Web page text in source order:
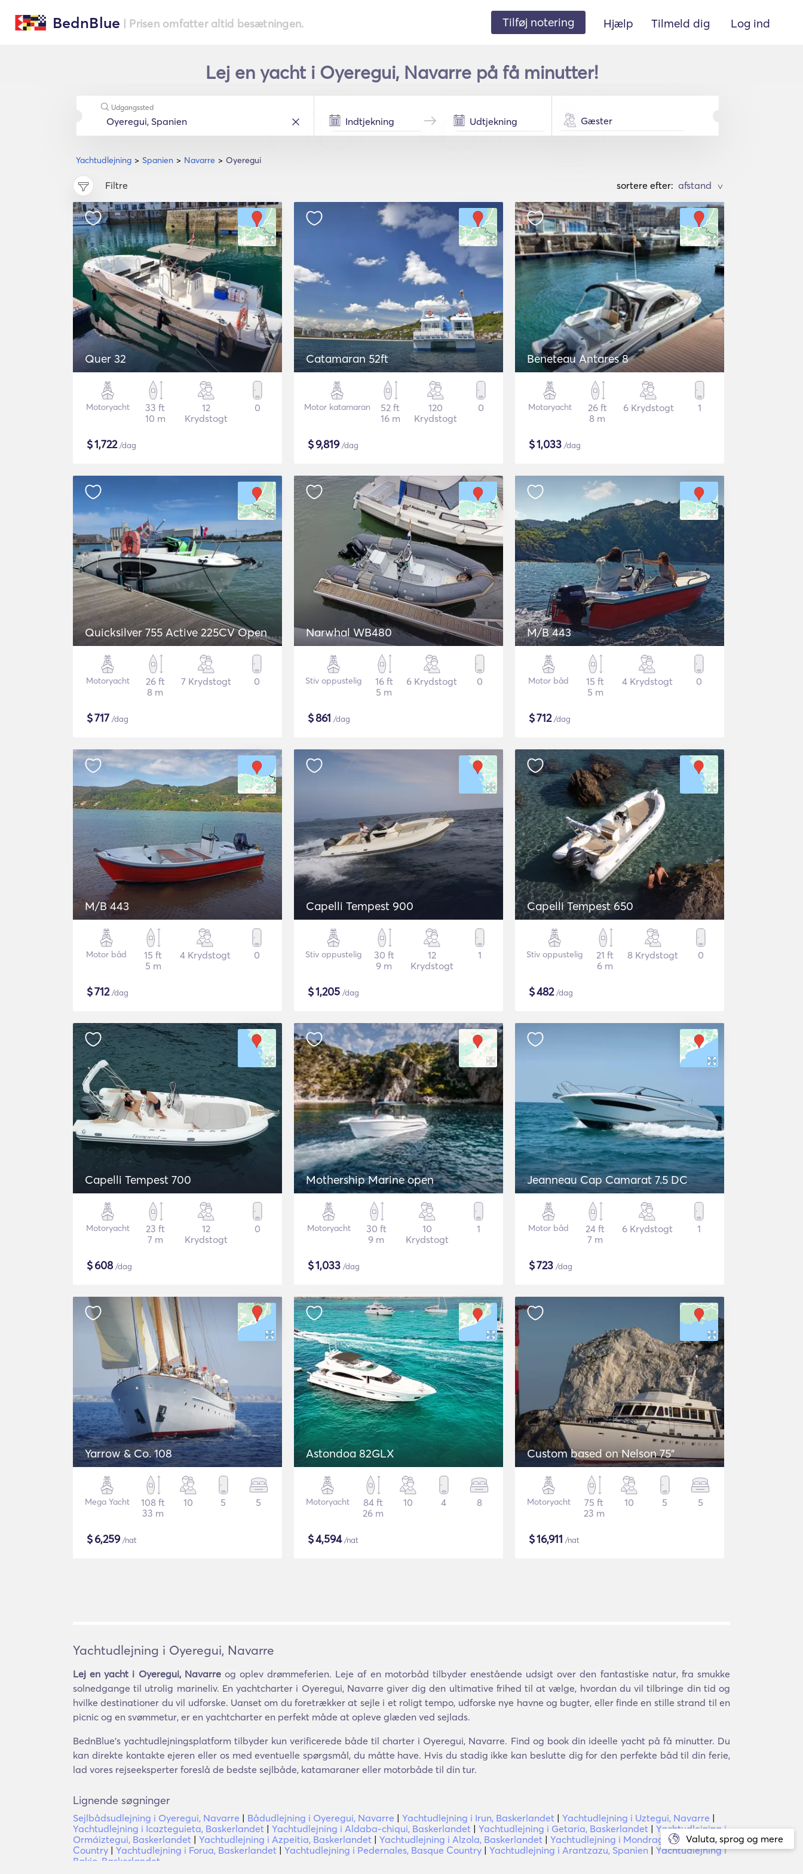
BednBlue | Prisen omfatter altid besætningen. Tilføj notering Hjælp Tilmeld dig Log ind
Lej en yacht i Oyeregui, Navarre på få minutter!
Yachtudlejning Spanien Navarre Oyeregui
Udgangssted
Gæster
Filtre sortere efter: >
Quer 32
Motoryacht
33 ft
10 m
12
Krydstogt
0
$1,722/dag
Catamaran 52ft
Motor katamaran
52 ft
16 m
120
Krydstogt
0
$9,819/dag
Beneteau Antares 8
Motoryacht
26 ft
8 m
6 Krydstogt 1
$1,033 /dag
Quicksilver 755 Active 225CV Open
Motoryacht
26 ft
8 m
7 Krydstogt 0
$717 /dag
Narwhal WB480
Stiv oppustelig
16 ft
5 m
6 Krydstogt 0
$861 /dag
M/B 443
Motor båd
15 ft
5 m
4 Krydstogt 0
$712/dag
M/B 443
Motor båd
15 ft
5 m
4 Krydstogt 0
$712/dag
Capelli Tempest 900
Stiv oppustelig
30 ft
9 m
12
Krydstogt
1
$1,205 /dag
Capelli Tempest 650
Stiv oppustelig
21 ft
6 m
8 Krydstogt 0
$482/dag
Capelli Tempest 700
Motoryacht
23 ft
7 m
12
Krydstogt
0
$608/dag
Mothership Marine open
Motoryacht
30 ft
9 m
10
Krydstogt
1
$1,033 /dag
Jeanneau Cap Camarat 7.5 DC
Motor båd
24 ft
7 m
6 Krydstogt 1
$723 /dag
Yarrow & Co. 108
Mega Yacht
108 ft
33 m
10 5 5
$6,259/nat
Astondoa 82GLX
Motoryacht
84 ft
26 m
10 4 8
$4,594/nat
Custom based on Nelson 75"
Motoryacht
75 ft
23 m
10 5 5
$16,911 /nat
Valuta, sprog og mere
Yachtudlejning i Oyeregui, Navarre
Lej en yacht i Oyeregui, Navarreog oplev drømmeferien. Leje af en motorbåd tilbyder enestående udsigt over den fantastiske natur, fra smukke
solnedgange til utrolig marineliv. En yachtcharter i Oyeregui, Navarre giver dig den ultimative frihed til at vælge, hvordan du vil tilbringe din tid og
hvilke destinationer du vil udforske. Uanset om du foretrækker at sejle i et roligt tempo, udforske nye havne og bugter, eller finde en stille strand til en
picnic og en svømmetur, er en yachtcharter en perfekt måde at opleve glæden ved sejlads.
BednBlue's yachtudlejningsplatform tilbyder kun verificerede både til charter i Oyeregui, Navarre. Find og book din ideelle yacht på få minutter. Du
kan direkte kontakte ejeren eller os med eventuelle spørgsmål, du måtte have. Hvis du stadig ikke kan beslutte dig for den perfekte båd til din ferie,
lad vores rejseeksperter foreslå de bedste sejlbåde, katamaraner eller motorbåde til din tur.
Lignende søgninger
Sejlbådsudlejning i Oyeregui, Navarre | Bådudlejning i Oyeregui, Navarre | Yachtudlejning i Irun, Baskerlandet | Yachtudlejning i Uztegui, Navarre |
Yachtudlejning i Icazteguieta, Baskerlandet | Yachtudlejning i Aldaba-chiqui, Baskerlandet | Yachtudlejning i Getaria, Baskerlandet | Yachtudlejning i
Ormáiztegui, Baskerlandet | Yachtudlejning i Azpeitia, Baskerlandet | Yachtudlejning i Alzola, Baskerlandet | Yachtudlejning i Mondragón, Basque
Country | Yachtudlejning i Forua, Baskerlandet | Yachtudlejning i Pedernales, Basque Country | Yachtudlejning i Arantzazu, Spanien | Yachtudlejning i
Bakio, Baskerlandet